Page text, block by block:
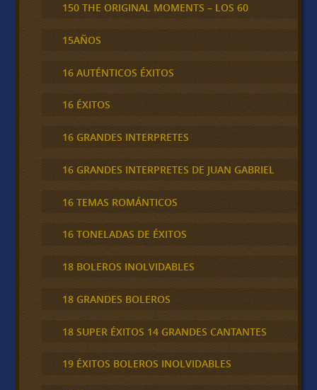
150 THE ORIGINAL MOMENTS – LOS 60
15AÑOS
16 AUTÉNTICOS ÉXITOS
16 ÉXITOS
16 GRANDES INTERPRETES
16 GRANDES INTERPRETES DE JUAN GABRIEL
16 TEMAS ROMÁNTICOS
16 TONELADAS DE ÉXITOS
18 BOLEROS INOLVIDABLES
18 GRANDES BOLEROS
18 SUPER ÉXITOS 14 GRANDES CANTANTES
19 ÉXITOS BOLEROS INOLVIDABLES